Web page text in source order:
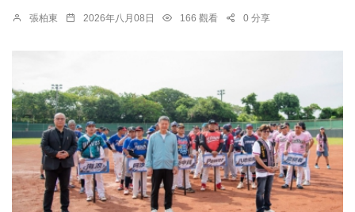
張柏東 2026年八月08日 166 觀看 0 分享